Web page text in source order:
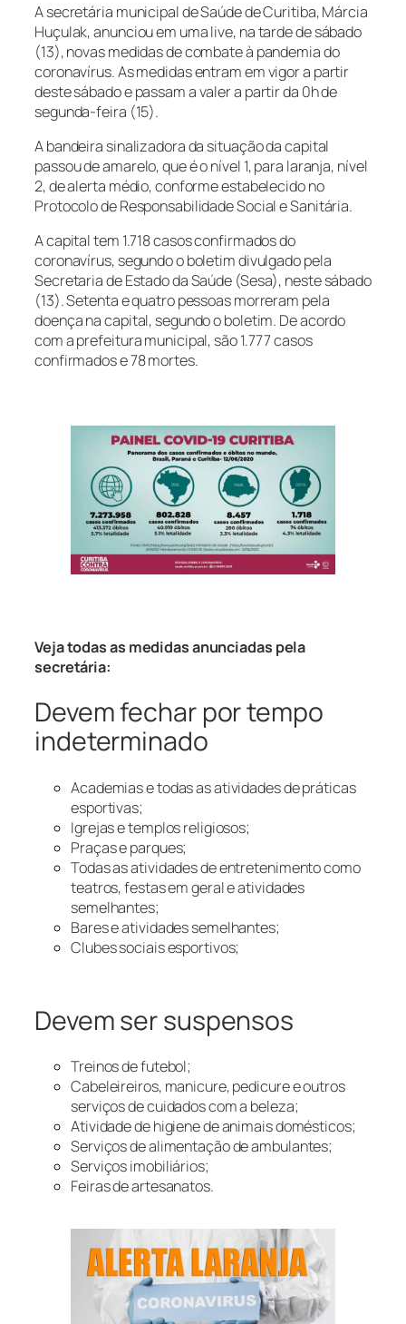
A secretária municipal de Saúde de Curitiba, Márcia
Huçulak, anunciou em uma live, na tarde de sábado
(13), novas medidas de combate à pandemia do
coronavírus. As medidas entram em vigor a partir
deste sábado e passam a valer a partir da 0h de
segunda-feira (15).
A bandeira sinalizadora da situação da capital
passou de amarelo, que é o nível 1, para laranja, nível
2, de alerta médio, conforme estabelecido no
Protocolo de Responsabilidade Social e Sanitária.
A capital tem 1.718 casos confirmados do
coronavírus, segundo o boletim divulgado pela
Secretaria de Estado da Saúde (Sesa), neste sábado
(13). Setenta e quatro pessoas morreram pela
doença na capital, segundo o boletim. De acordo
com a prefeitura municipal, são 1.777 casos
confirmados e 78 mortes.
Veja todas as medidas anunciadas pela
secretária:
Devem fechar por tempo
indeterminado
Academias e todas as atividades de práticas
esportivas;
Igrejas e templos religiosos;
Praças e parques;
Todas as atividades de entretenimento como
teatros, festas em geral e atividades
semelhantes;
Bares e atividades semelhantes;
Clubes sociais esportivos;
Devem ser suspensos
Treinos de futebol;
Cabeleireiros, manicure, pedicure e outros
serviços de cuidados com a beleza;
Atividade de higiene de animais domésticos;
Serviços de alimentação de ambulantes;
Serviços imobiliários;
Feiras de artesanatos.